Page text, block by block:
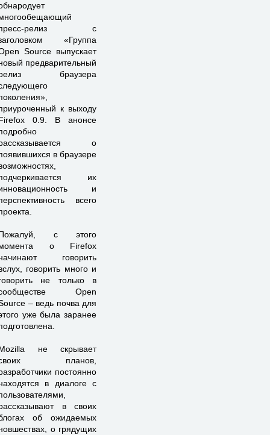
релиз с
«Группа
Source выпускает
предварительный
браузера
к выходу
0.9. В анонсе
о
в браузере
их
и
всего
с этого
о Firefox
говорить
говорить много и
не только в
Open
– ведь почва для
уже была заранее
не скрывает
планов,
постоянно
в диалоге с
в своих
об ожидаемых
о грядущих